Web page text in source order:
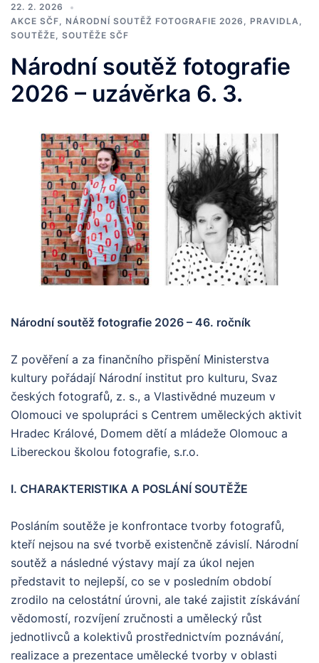
22. 2. 2026
AKCE SČF
NÁRODNÍ SOUTĚŽ FOTOGRAFIE 2026 PRAVIDLA
SOUTĚŽE
SOUTĚŽE SČF
Národní soutěž fotografie
2026 – uzávěrka 6. 3.
Národní soutěž fotografie 2026 – 46. ročník
Z pověření a za finančního přispění Ministerstva
kultury pořádají Národní institut pro kulturu, Svaz
českých fotografů, z. s., a Vlastivědné muzeum v
Olomouci ve spolupráci s Centrem uměleckých aktivit
Hradec Králové, Domem dětí a mládeže Olomouc a
Libereckou školou fotografie, s.r.o.
I. CHARAKTERISTIKA A POSLÁNÍ SOUTĚŽE
Posláním soutěže je konfrontace tvorby fotografů,
kteří nejsou na své tvorbě existenčně závislí. Národní
soutěž a následné výstavy mají za úkol nejen
představit to nejlepší, co se v posledním období
zrodilo na celostátní úrovni, ale také zajistit získávání
vědomostí, rozvíjení zručnosti a umělecký růst
jednotlivců a kolektivů prostřednictvím poznávání,
realizace a prezentace umělecké tvorby v oblasti